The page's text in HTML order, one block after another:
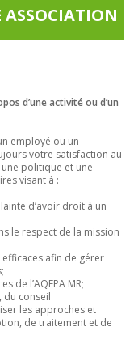
ASSOCIATION
d’une activité ou d’un
employé ou un
votre satisfaction au
politique et une
visant à :
d’avoir droit à un
le respect de la mission
afin de gérer
de l’AQEPA MR;
du conseil
les approches et
de traitement et de